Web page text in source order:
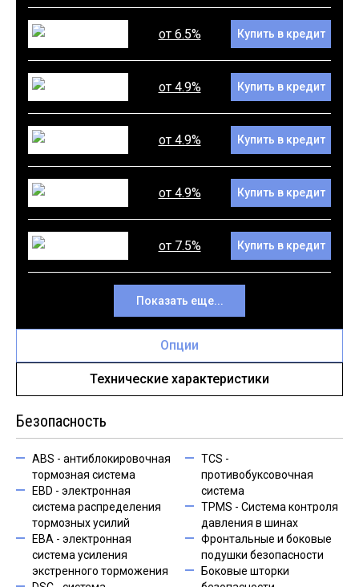
от 6.5% Купить в кредит
от 4.9% Купить в кредит
от 4.9% Купить в кредит
от 4.9% Купить в кредит
от 7.5% Купить в кредит
Показать еще...
Опции
Технические характеристики
Безопасность
ABS - антиблокировочная
тормозная система
EBD - электронная
система распределения
тормозных усилий
EBA - электронная
система усиления
экстренного торможения
TCS -
противобуксовочная
система
TPMS - Cистема контроля
давления в шинах
Фронтальные и боковые
подушки безопасности
Боковые шторки